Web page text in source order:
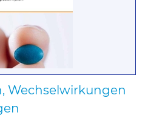
Wechselwirkungen